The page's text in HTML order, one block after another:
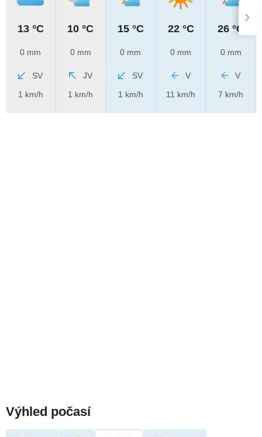
13 °C
0 mm
SV
1 km/h
10 °C
0 mm
JV
1 km/h
15 °C
0 mm
SV
1 km/h
22 °C
0 mm
V
11 km/h
26 °C
0 mm
V
7 km/h
Výhled počasí